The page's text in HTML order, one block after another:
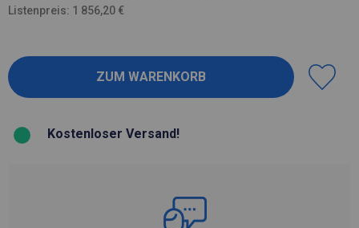
Listenpreis: 1 856,20 €
Kostenloser Versand!